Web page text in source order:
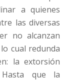
a quienes
las diversas
no alcanzan
cual redunda
la extorsión
Hasta que la